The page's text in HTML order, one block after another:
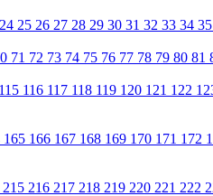
24 25 26 27 28 29 30 31 32 33 34 35
71 72 73 74 75 76 77 78 79 80 81
115 116 117 118 119 120 121 122
165 166 167 168 169 170 171 172
215 216 217 218 219 220 221 222